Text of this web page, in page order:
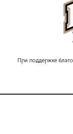
При поддержке